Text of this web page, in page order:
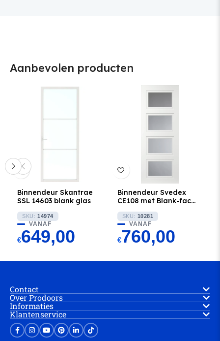
Aanbevolen producten
Binnendeur Skantrae
SSL 14603 blank glas
SKU: 14974
VANAF
€649,00
Binnendeur Svedex
CE108 met Blank-facet
SKU: 10281
VANAF
€760,00
Contact
Over Prodoors
Informaties
Klantenservice